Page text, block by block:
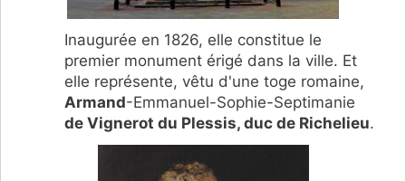
Inaugurée en 1826, elle constitue le
premier monument érigé dans la ville. Et
elle représente, vêtu d'une toge romaine,
Armand-Emmanuel-Sophie-Septimanie
de Vignerot du Plessis, duc de Richelieu.